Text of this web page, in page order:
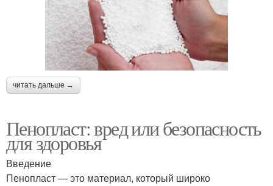
читать дальше →
Пенопласт: вред или безопасность
для здоровья
Введение
Пенопласт — это материал, который широко